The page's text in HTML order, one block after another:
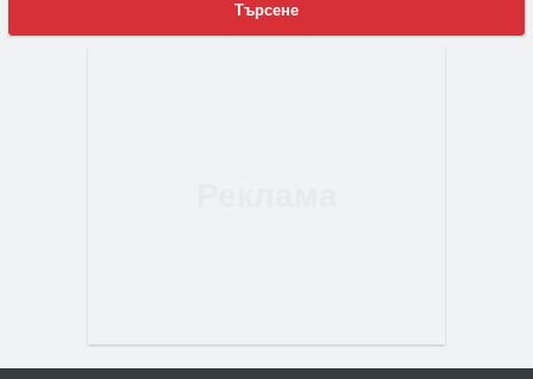
Търсене